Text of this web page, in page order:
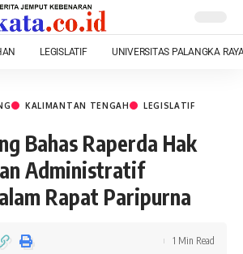
LEGISLATIF UNIVERSITAS PALANGKA
KALIMANTAN TENGAH
LEGISLATIF
Bahas Raperda Hak
Administratif
Rapat Paripurna
1 Min Read